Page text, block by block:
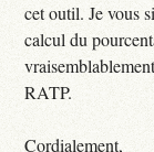
cet outil. Je vous
calcul du
RATP.
Cordialement,